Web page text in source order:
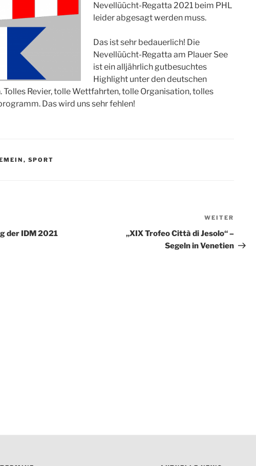
Nevellüücht-Regatta 2021 beim PHL
leider abgesagt werden muss.
Das ist sehr bedauerlich! Die
Nevellüücht-Regatta am Plauer See
ist ein alljährlich gutbesuchtes
Highlight unter den deutschen
Tolles Revier, tolle Wettfahrten, tolle Organisation, tolles
Das wird uns sehr fehlen!
, SPORT
der IDM 2021
WEITER
„XIX Trofeo Città di Jesolo“ –
Segeln in Venetien